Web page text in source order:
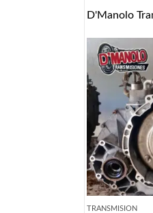
D'Manolo
TRANSMISION